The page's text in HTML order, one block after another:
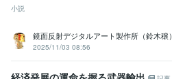
小説
鏡面反射デジタルアート製作所（鈴木穣）
2025/11/03 08:56